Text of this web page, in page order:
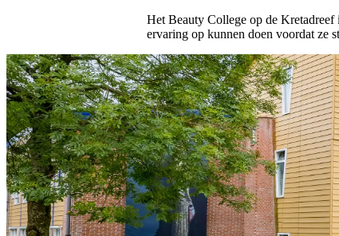
Het Beauty College op de Kretadreef
ervaring op kunnen doen voordat ze